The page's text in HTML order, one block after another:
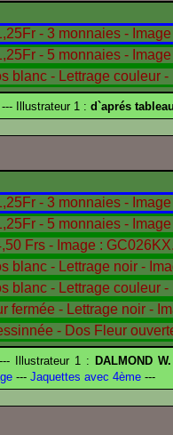
--- Illustrateur 1 : d`aprés
--- Illustrateur 1 : DALMOND W.
--- Jaquettes avec 4ème ---